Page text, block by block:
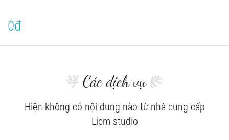
0đ
Các dịch vụ
Hiện không có nội dung nào từ nhà cung cấp
Liem studio